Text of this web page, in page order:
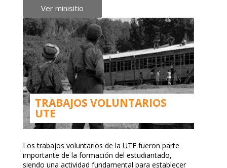
Ver minisitio
TRABAJOS VOLUNTARIOS
UTE
Los trabajos voluntarios de la UTE fueron parte
importante de la formación del estudiantado,
siendo una actividad fundamental para establecer